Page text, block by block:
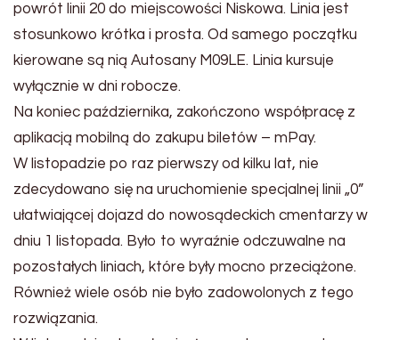
powrót linii 20 do miejscowości Niskowa. Linia jest
stosunkowo krótka i prosta. Od samego początku
kierowane są nią Autosany M09LE. Linia kursuje
wyłącznie w dni robocze.
Na koniec października, zakończono współpracę z
aplikacją mobilną do zakupu biletów – mPay.
W listopadzie po raz pierwszy od kilku lat, nie
zdecydowano się na uruchomienie specjalnej linii „0”
ułatwiającej dojazd do nowosądeckich cmentarzy w
dniu 1 listopada. Było to wyraźnie odczuwalne na
pozostałych liniach, które były mocno przeciążone.
Również wiele osób nie było zadowolonych z tego
rozwiązania.